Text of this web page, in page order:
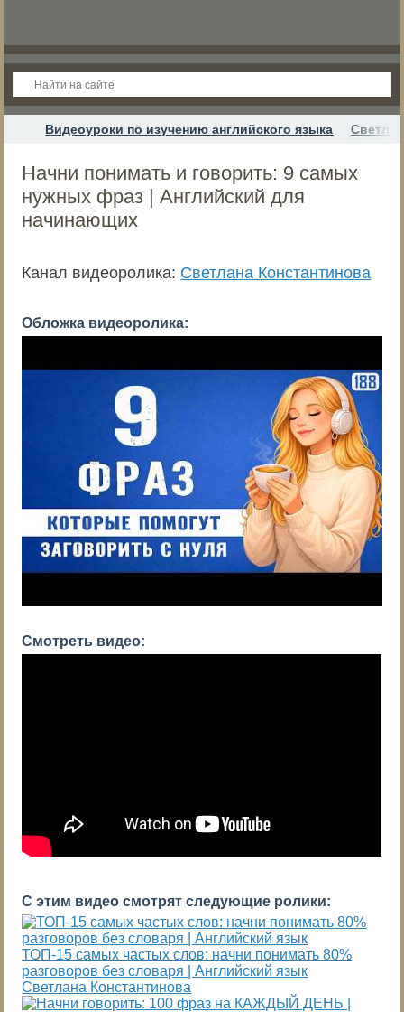
Видеоуроки по изучению английского языка
Начни понимать и говорить: 9 самых
нужных фраз | Английский для
начинающих
Канал видеоролика: Светлана Константинова
Обложка видеоролика:
Смотреть видео:
С этим видео смотрят следующие ролики:
ТОП-15 самых частых слов: начни понимать 80%
разговоров без словаря | Английский язык
Светлана Константинова